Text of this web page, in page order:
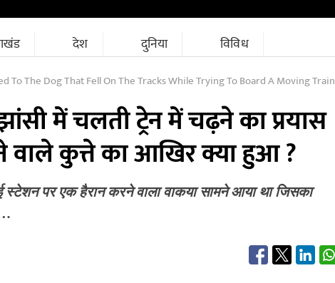
देश दुनिया विविध
The Dog That Fell On The Tracks While Trying To Board A Moving Train In Jhansi
में चलती ट्रेन में चढ़ने का प्रयास
वाले कुत्ते का आखिर क्या हुआ ?
स्टेशन पर एक हैरान करने वाला वाकया सामने आया था जिसका